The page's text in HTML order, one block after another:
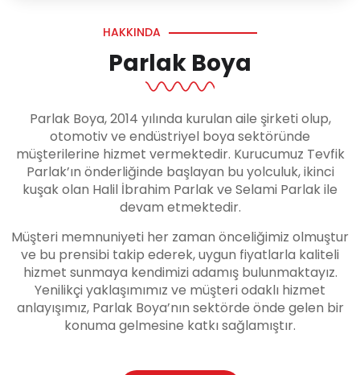
HAKKINDA
Parlak Boya
Parlak Boya, 2014 yılında kurulan aile şirketi olup,
otomotiv ve endüstriyel boya sektöründe
müşterilerine hizmet vermektedir. Kurucumuz Tevfik
Parlak’ın önderliğinde başlayan bu yolculuk, ikinci
kuşak olan Halil İbrahim Parlak ve Selami Parlak ile
devam etmektedir.
Müşteri memnuniyeti her zaman önceliğimiz olmuştur
ve bu prensibi takip ederek, uygun fiyatlarla kaliteli
hizmet sunmaya kendimizi adamış bulunmaktayız.
Yenilikçi yaklaşımımız ve müşteri odaklı hizmet
anlayışımız, Parlak Boya’nın sektörde önde gelen bir
konuma gelmesine katkı sağlamıştır.